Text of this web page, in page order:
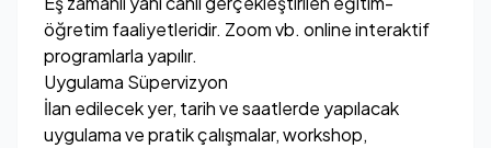
öğretim faaliyetleridir. Zoom vb. online interaktif
programlarla yapılır.
Uygulama Süpervizyon
İlan edilecek yer, tarih ve saatlerde yapılacak
uygulama ve pratik çalışmalar, workshop,